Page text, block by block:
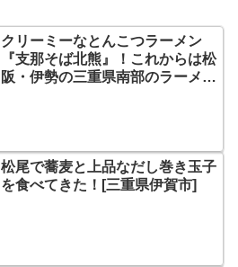
クリーミーなとんこつラーメン
『支那そば北熊』！これからは松
阪・伊勢の三重県南部のラーメン
松尾で蕎麦と上品なだし巻き玉子
を食べてきた！[三重県伊賀市]